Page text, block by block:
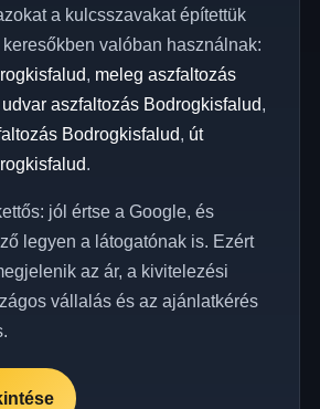
a kulcsszavakat építettük
valóban használnak:
, meleg aszfaltozás
udvar aszfaltozás Bodrogkisfalud,
Bodrogkisfalud, út
.
jól értse a Google, és
legyen a látogatónak is. Ezért
az ár, a kivitelezési
vállalás és az ajánlatkérés